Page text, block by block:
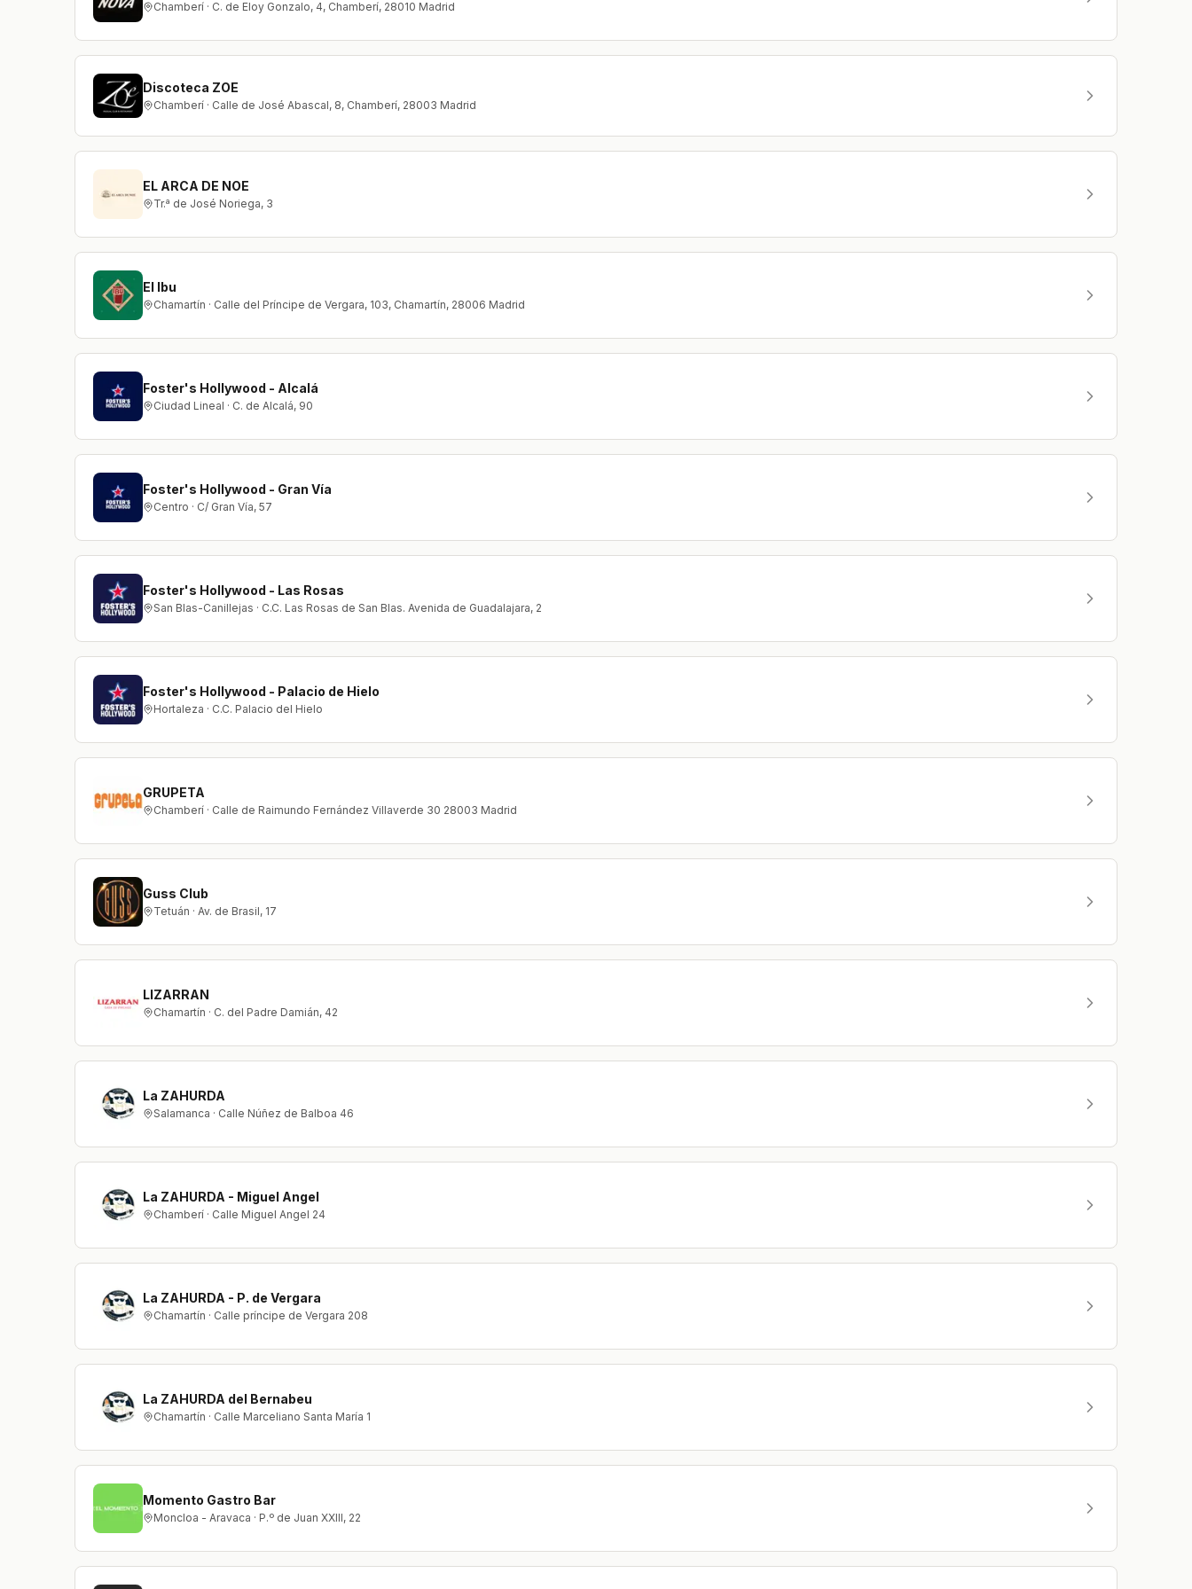
Chamberí · C. de Eloy Gonzalo, 4, Chamberí, 28010 Madrid
Discoteca ZOE
Chamberí · Calle de José Abascal, 8, Chamberí, 28003 Madrid
EL ARCA DE NOE
Tr.ª de José Noriega, 3
El Ibu
Chamartín · Calle del Príncipe de Vergara, 103, Chamartín, 28006 Madrid
Foster's Hollywood - Alcalá
Ciudad Lineal · C. de Alcalá, 90
Foster's Hollywood - Gran Vía
Centro · C/ Gran Vía, 57
Foster's Hollywood - Las Rosas
San Blas-Canillejas · C.C. Las Rosas de San Blas. Avenida de Guadalajara, 2
Foster's Hollywood - Palacio de Hielo
Hortaleza · C.C. Palacio del Hielo
GRUPETA
Chamberí · Calle de Raimundo Fernández Villaverde 30 28003 Madrid
Guss Club
Tetuán · Av. de Brasil, 17
LIZARRAN
Chamartín · C. del Padre Damián, 42
La ZAHURDA
Salamanca · Calle Núñez de Balboa 46
La ZAHURDA - Miguel Angel
Chamberí · Calle Miguel Angel 24
La ZAHURDA - P. de Vergara
Chamartín · Calle príncipe de Vergara 208
La ZAHURDA del Bernabeu
Chamartín · Calle Marceliano Santa María 1
Momento Gastro Bar
Moncloa - Aravaca · P.º de Juan XXIII, 22